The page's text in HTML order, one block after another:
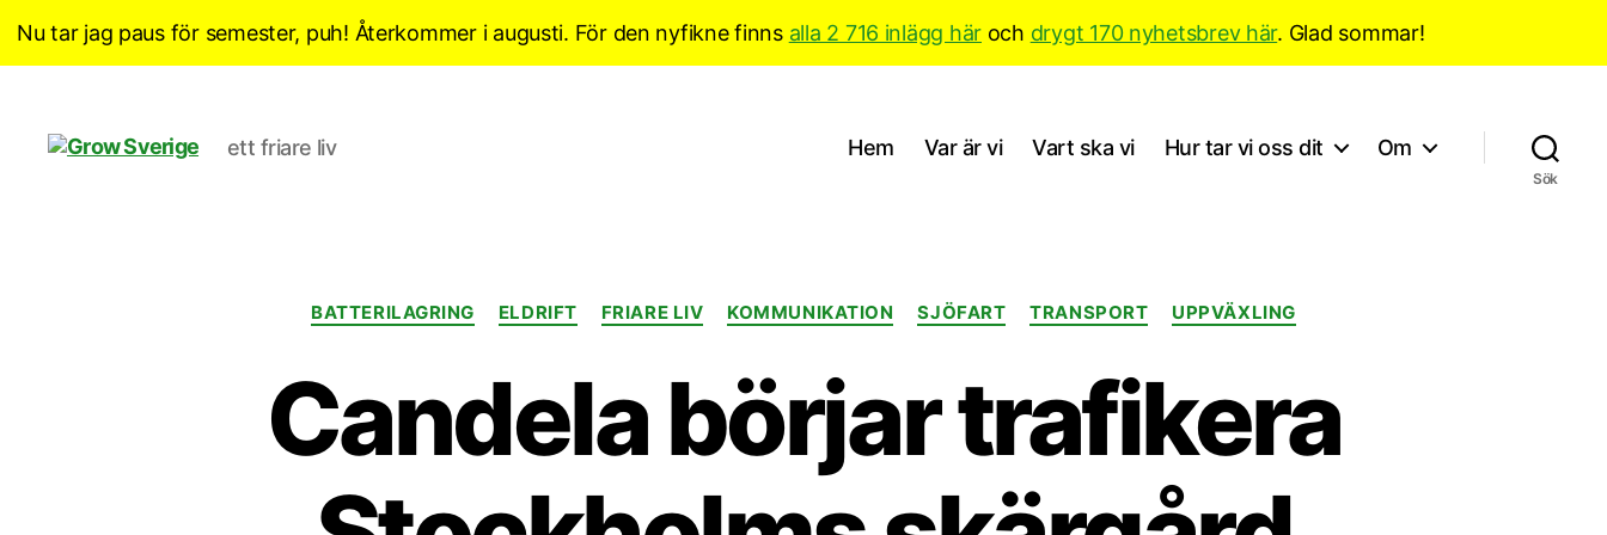
Nu tar jag paus för semester, puh! Återkommer i augusti. För den nyfikne finns alla 2 716 inlägg här och drygt 170 nyhetsbrev här. Glad sommar!
ett friare liv Hem Var är vi Vart ska vi Hur tar vi oss dit Om
Sök
Kategorier
BATTERILAGRING ELDRIFT FRIARE LIV KOMMUNIKATION SJÖFART TRANSPORT UPPVÄXLING
Candela börjar trafikera